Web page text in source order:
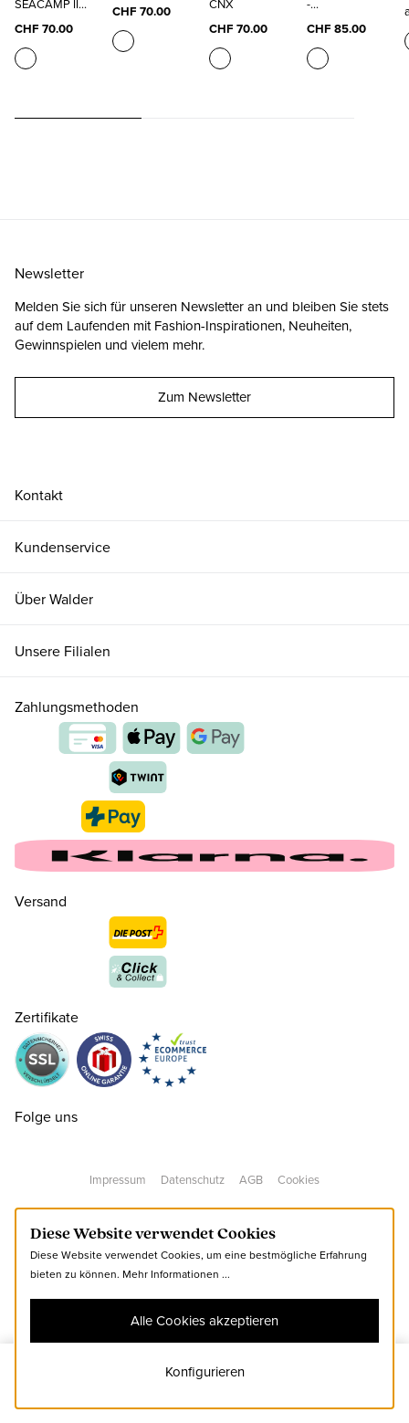
CHF 60.00
22 CHF 60.00 nur noch wenige verfügbar
24 CHF 70.00
CHF 70.00
28 CHF 70.00
CHF 70.00
31 CHF 70.00 nur noch wenige verfügbar
33 CHF 70.00
nur noch wenige verfügbar
Zum Warenkorb hinzufügen
SEACAMP II
CNX
CHF 70.00
CHF 70.00
CNX
CHF 70.00
-
GESCHLOSSE
CHF 85.00
Kontakt
Kundenservice
Über Walder
Unsere Filialen
Newsletter
Melden Sie sich für unseren Newsletter an und bleiben Sie stets
auf dem Laufenden mit Fashion-Inspirationen, Neuheiten,
Gewinnspielen und vielem mehr.
Zum Newsletter
Zahlungsmethoden
Versand
Zertifikate
Folge uns
Impressum Datenschutz AGB Cookies
Diese Website verwendet Cookies
Diese Website verwendet Cookies, um eine bestmögliche Erfahrung
bieten zu können. Mehr Informationen ...
Konfigurieren
Alle Cookies akzeptieren